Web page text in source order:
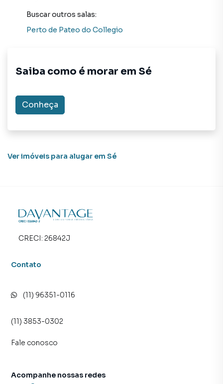
Buscar outros salas:
Perto de Pateo do Collegio
Saiba como é morar em Sé
Conheça
Ver imóveis para alugar em Sé
CRECI: 26842J
Contato
(11) 96351-0116
(11) 3853-0302
Fale conosco
Acompanhe nossas redes